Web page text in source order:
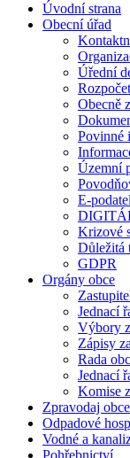
Úvodní strana
Obecní úřad
Úřední
Obecně
Povinné
Územní
E-
Krizové
Důležitá
GDPR
Orgány obce
Jednací
Výbory
Zápisy
Rada
Jednací
Komise
Zpravodaj obce
Odpadové
Vodné a